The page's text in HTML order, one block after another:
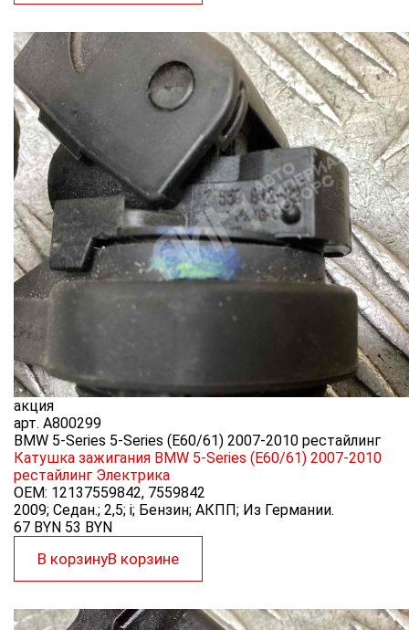
акция
арт. A800299
BMW 5-Series 5-Series (E60/61) 2007-2010 рестайлинг
Катушка зажигания BMW 5-Series (E60/61) 2007-2010
рестайлинг Электрика
OEM: 12137559842, 7559842
2009; Седан.; 2,5; i; Бензин; АКПП; Из Германии.
67 BYN 53 BYN
В корзинуВ корзине